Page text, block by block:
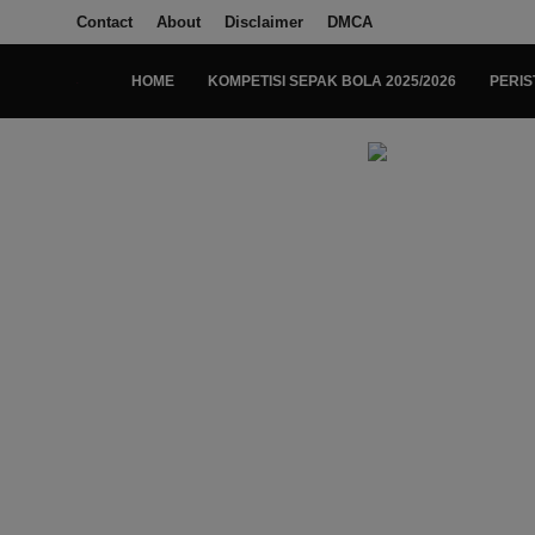
Contact About Disclaimer DMCA
HOME KOMPETISI SEPAK BOLA 2025/2026